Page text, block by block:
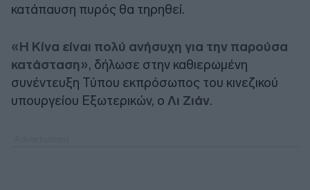
κατάπαυση πυρός θα τηρηθεί.
«Η Κίνα είναι πολύ ανήσυχη για την παρούσα
κατάσταση», δήλωσε στην καθιερωμένη
συνέντευξη Τύπου εκπρόσωπος του κινεζικού
υπουργείου Εξωτερικών, ο Λι Ζιάν.